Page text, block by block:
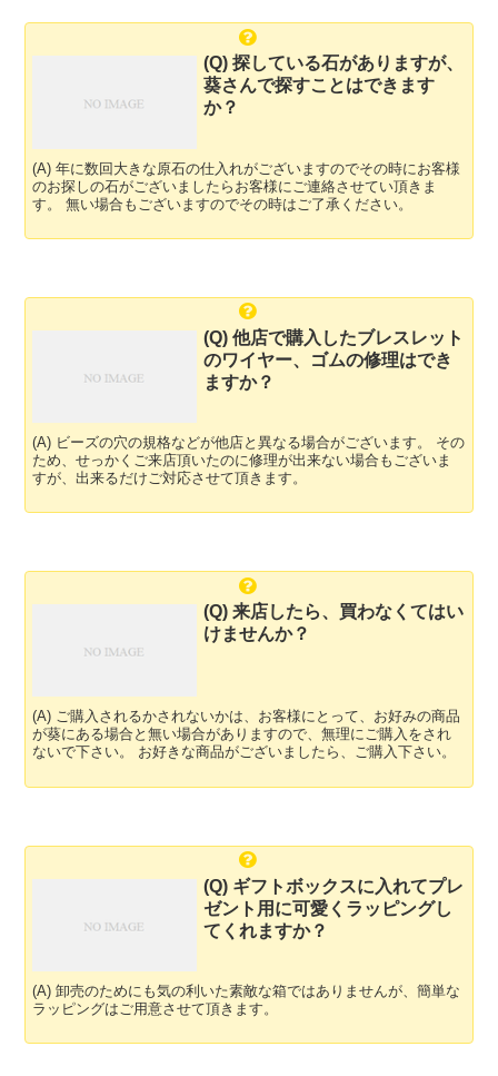
(Q) 探している石がありますが、
葵さんで探すことはできます
か？
(A) 年に数回大きな原石の仕入れがございますのでその時にお客様
のお探しの石がございましたらお客様にご連絡させてい頂きま
す。 無い場合もございますのでその時はご了承ください。
(Q) 他店で購入したブレスレット
のワイヤー、ゴムの修理はでき
ますか？
(A) ビーズの穴の規格などが他店と異なる場合がございます。 その
ため、せっかくご来店頂いたのに修理が出来ない場合もございま
すが、出来るだけご対応させて頂きます。
(Q) 来店したら、買わなくてはい
けませんか？
(A) ご購入されるかされないかは、お客様にとって、お好みの商品
が葵にある場合と無い場合がありますので、無理にご購入をされ
ないで下さい。 お好きな商品がございましたら、ご購入下さい。
(Q) ギフトボックスに入れてプレ
ゼント用に可愛くラッピングし
てくれますか？
(A) 卸売のためにも気の利いた素敵な箱ではありませんが、簡単な
ラッピングはご用意させて頂きます。